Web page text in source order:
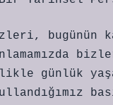
bugünün
günlük